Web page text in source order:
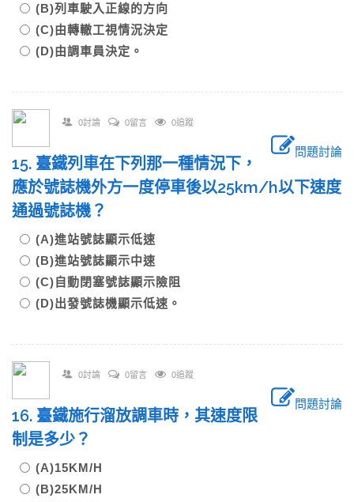
(B)列車駛入正線的方向
(C)由轉轍工視情況決定
(D)由調車員決定。
0討論 0留言 0追蹤
問題討論
15. 臺鐵列車在下列那一種情況下，
應於號誌機外方一度停車後以25km/h以下速度
通過號誌機？
(A)進站號誌顯示低速
(B)進站號誌顯示中速
(C)自動閉塞號誌顯示險阻
(D)出發號誌機顯示低速。
0討論 0留言 0追蹤
問題討論
16. 臺鐵施行溜放調車時，其速度限
制是多少？
(A)15KM/H
(B)25KM/H